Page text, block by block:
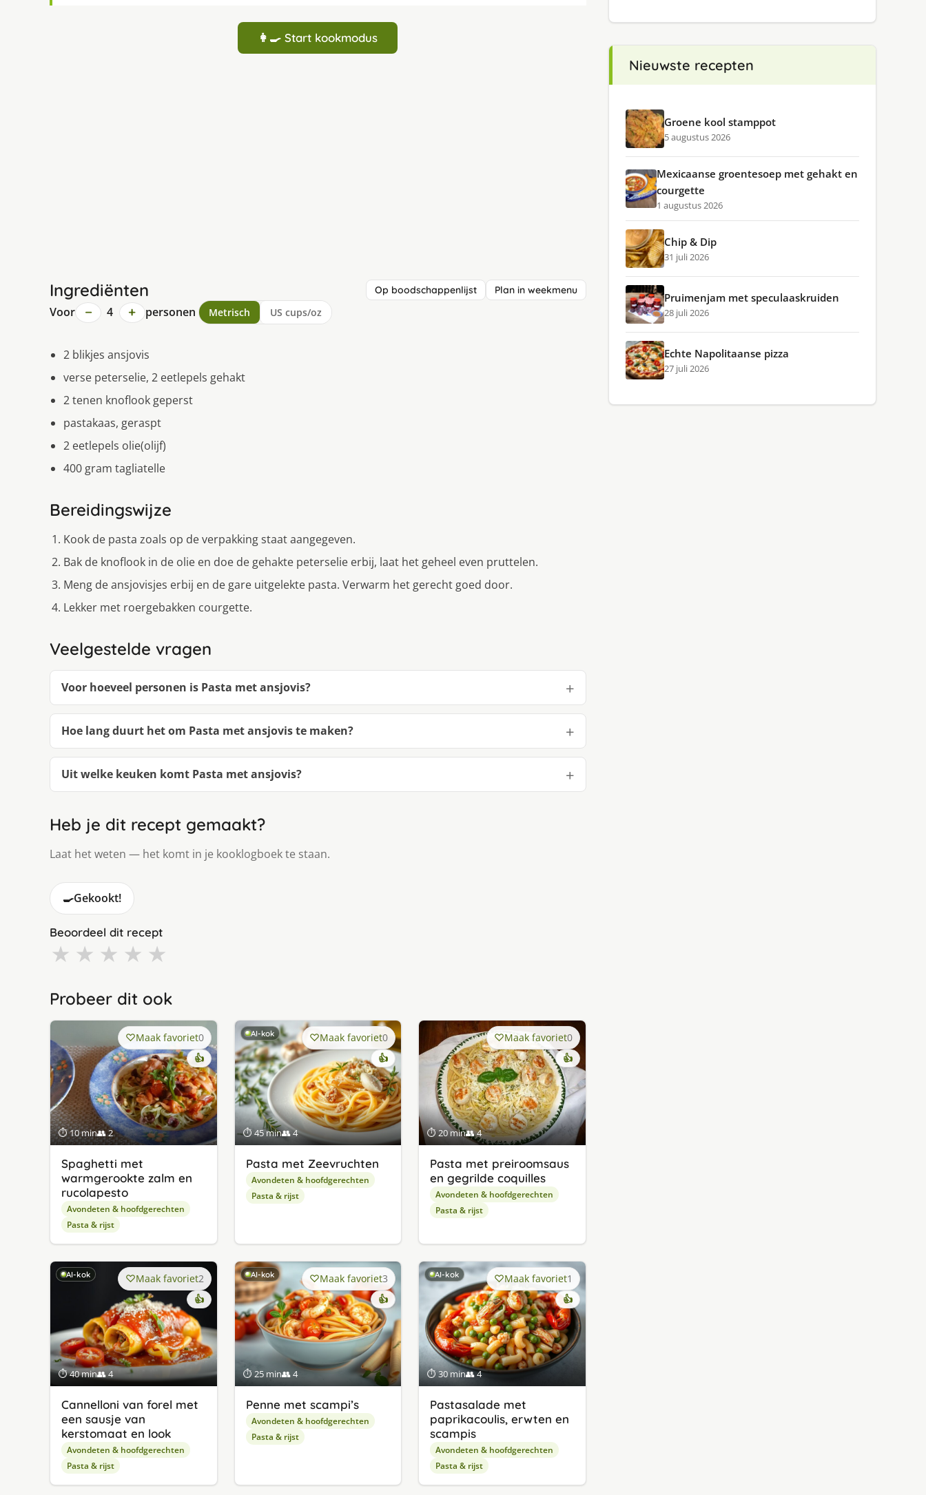
👩‍🍳 Start kookmodus
Ingrediënten Op boodschappenlijst Plan in weekmenu
Voor − 4 + personen Metrisch US cups/oz
2 blikjes ansjovis
verse peterselie, 2 eetlepels gehakt
2 tenen knoflook geperst
pastakaas, geraspt
2 eetlepels olie(olijf)
400 gram tagliatelle
Bereidingswijze
Kook de pasta zoals op de verpakking staat aangegeven.
Bak de knoflook in de olie en doe de gehakte peterselie erbij, laat het geheel even pruttelen.
Meng de ansjovisjes erbij en de gare uitgelekte pasta. Verwarm het gerecht goed door.
Lekker met roergebakken courgette.
Veelgestelde vragen
Voor hoeveel personen is Pasta met ansjovis?
Hoe lang duurt het om Pasta met ansjovis te maken?
Uit welke keuken komt Pasta met ansjovis?
Heb je dit recept gemaakt?
Laat het weten — het komt in je kooklogboek te staan.
🍳Gekookt!
Beoordeel dit recept
★ ★ ★ ★ ★
Probeer dit ook
⏱ 10 min👥 2
Maak favoriet0
👍
Spaghetti met
warmgerookte zalm en
rucolapesto
Avondeten & hoofdgerechten
Pasta & rijst
AI-kok
⏱ 45 min👥 4
Maak favoriet0
👍
Pasta met Zeevruchten
Avondeten & hoofdgerechten
Pasta & rijst
⏱ 20 min👥 4
Maak favoriet0
👍
Pasta met preiroomsaus
en gegrilde coquilles
Avondeten & hoofdgerechten
Pasta & rijst
AI-kok
⏱ 40 min👥 4
Maak favoriet2
👍
Cannelloni van forel met
een sausje van
kerstomaat en look
Avondeten & hoofdgerechten
Pasta & rijst
AI-kok
⏱ 25 min👥 4
Maak favoriet3
👍
Penne met scampi’s
Avondeten & hoofdgerechten
Pasta & rijst
AI-kok
⏱ 30 min👥 4
Maak favoriet1
👍
Pastasalade met
paprikacoulis, erwten en
scampis
Avondeten & hoofdgerechten
Pasta & rijst
Nieuwste recepten
Groene kool stamppot
5 augustus 2026
Mexicaanse groentesoep met gehakt en
courgette
1 augustus 2026
Chip & Dip
31 juli 2026
Pruimenjam met speculaaskruiden
28 juli 2026
Echte Napolitaanse pizza
27 juli 2026